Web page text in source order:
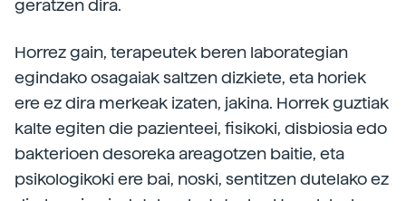
geratzen dira.
Horrez gain, terapeutek beren laborategian
egindako osagaiak saltzen dizkiete, eta horiek
ere ez dira merkeak izaten, jakina. Horrek guztiak
kalte egiten die pazienteei, fisikoki, disbiosia edo
bakterioen desoreka areagotzen baitie, eta
psikologikoki ere bai, noski, sentitzen dutelako ez